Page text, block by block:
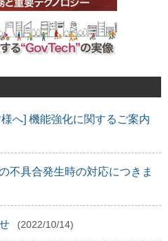
へ] 機能強化に関するご案内
不具合発生時の対応につきま
(2022/10/14)